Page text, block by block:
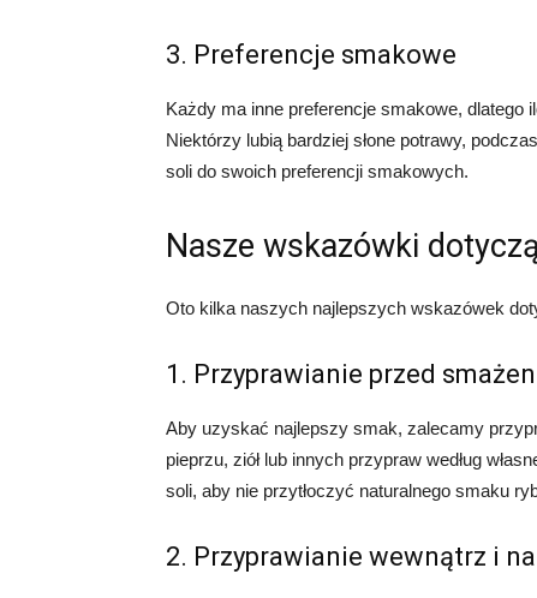
3. Preferencje smakowe
Każdy ma inne preferencje smakowe, dlatego
Niektórzy lubią bardziej słone potrawy,
soli do swoich preferencji smakowych.
Nasze wskazówki
Oto kilka naszych najlepszych wskazówek
1. Przyprawianie przed
Aby uzyskać najlepszy smak, zalecamy
pieprzu, ziół lub innych przypraw według
soli, aby nie przytłoczyć naturalnego smaku
2. Przyprawianie wewnątrz i